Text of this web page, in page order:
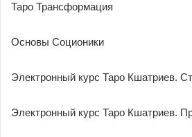
Таро Трансформация
Основы Соционики
Электронный курс Таро Кшатриев.
Электронный курс Таро Кшатриев.